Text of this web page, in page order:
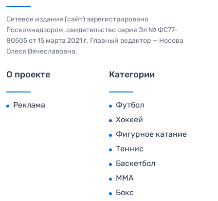
Сетевое издание (сайт) зарегистрировано
Роскомнадзором, свидетельство серия Эл № ФС77-
80505 от 15 марта 2021 г. Главный редактор — Носова
Олеся Вячеславовна.
О проекте
Реклама
Категории
Футбол
Хоккей
Фигурное катание
Теннис
Баскетбол
MMA
Бокс